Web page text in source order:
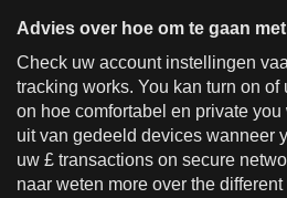
Advies over hoe om te gaan
Check uw account instellingen
tracking works. You kan turn on of
on hoe comfortabel en private
uit van gedeeld devices wanneer
uw £ transactions on secure
naar weten more over the